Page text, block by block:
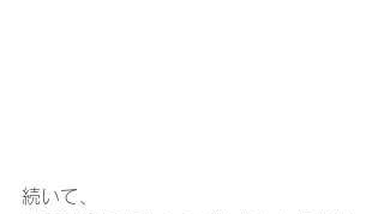
続いて、